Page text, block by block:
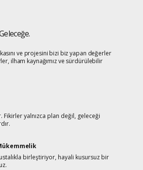
ve projesini bizi biz yapan değerler
ilham kaynağımız ve sürdürülebilir
Fikirler yalnızca plan değil, geleceği
birleştiriyor, hayali kusursuz bir